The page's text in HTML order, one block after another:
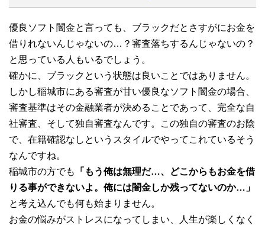
優良ソフト闇金と言っても、ブラックだとさすがにお金を
借りれないんじゃないの…？審査落ちするんじゃないの？
と思っている人もいるでしょう。
確かに、ブラックという状態は良いことではありません。
しかし稲城市にある審査が甘い優良なソフト闇金の場合、
審査基準はその金融業者が決めることであって、完全な自
社審査、そして独自審査なんです。この独自の審査のお陰
で、在籍確認なしというスタイルでやってこれているそう
なんですね。
稲城市の方でも
「もう俺は無理だ…、どこからもお金を借
りる事ができないよ。俺には闇金しか残ってないのか…」
と考え込んでも何も始まりません。
お金の悩みがストレスになってしまい、人生が楽しくなく